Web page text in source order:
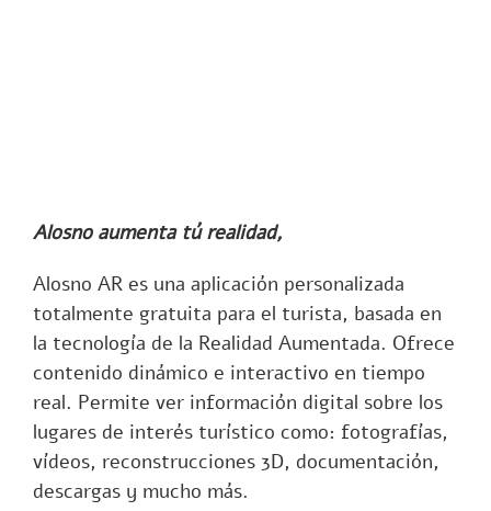
Alosno aumenta tú realidad,
Alosno AR es una aplicación personalizada
totalmente gratuita para el turista, basada en
la tecnología de la Realidad Aumentada. Ofrece
contenido dinámico e interactivo en tiempo
real. Permite ver información digital sobre los
lugares de interés turístico como: fotografías,
vídeos, reconstrucciones 3D, documentación,
descargas y mucho más.